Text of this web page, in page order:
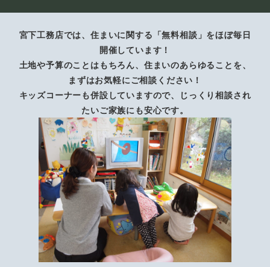
宮下工務店では、住まいに関する「無料相談」をほぼ毎日
開催しています！
土地や予算のことはもちろん、住まいのあらゆることを、
まずはお気軽にご相談ください！
キッズコーナーも併設していますので、じっくり相談され
たいご家族にも安心です。